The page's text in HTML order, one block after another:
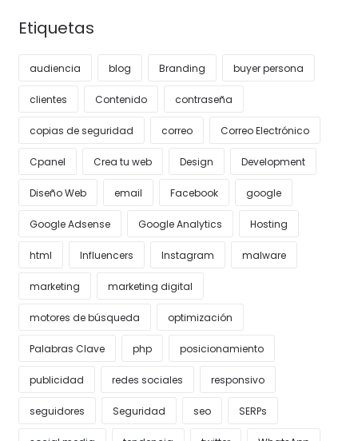
Etiquetas
audiencia blog Branding buyer persona
clientes Contenido contraseña
copias de seguridad correo Correo Electrónico
Cpanel Crea tu web Design Development
Diseño Web email Facebook google
Google Adsense Google Analytics Hosting
html Influencers Instagram malware
marketing marketing digital
motores de búsqueda optimización
Palabras Clave php posicionamiento
publicidad redes sociales responsivo
seguidores Seguridad seo SERPs